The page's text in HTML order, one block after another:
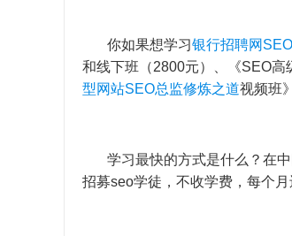
你如果想学习银行招聘网SEO
和线下班（2800元）、《SEO
型网站SEO总监修炼之道视频班
学习最快的方式是什么？在中
招募seo学徒，不收学费，每个